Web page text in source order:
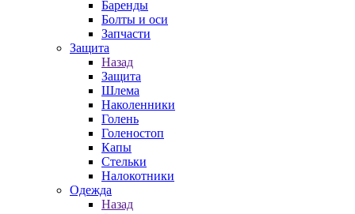
Баренды
Болты и оси
Запчасти
Защита
Назад
Защита
Шлема
Наколенники
Голень
Голеностоп
Капы
Стельки
Налокотники
Одежда
Назад